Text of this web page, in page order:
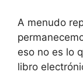
A menudo
eso no es lo
libro